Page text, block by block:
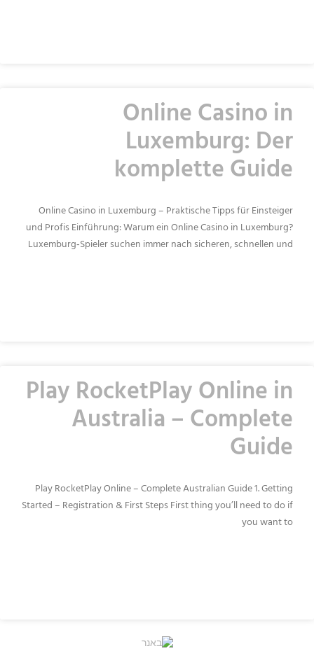
Online Casino in
Luxemburg: Der
komplette Guide
Online Casino in Luxemburg – Praktische Tipps für Einsteiger
und Profis Einführung: Warum ein Online Casino in Luxemburg?
Luxemburg‑Spieler suchen immer nach sicheren, schnellen und
Play RocketPlay Online in
Australia – Complete
Guide
Play RocketPlay Online – Complete Australian Guide 1. Getting
Started – Registration & First Steps First thing you’ll need to do if
you want to